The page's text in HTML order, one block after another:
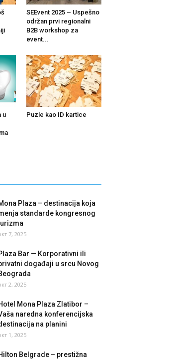
SEEvent 2025 – Uspešno
održan prvi regionalni
B2B workshop za
event...
u
Puzle kao ID kartice
Plaza – destinacija koja
standarde kongresnog
7, 2025
Bar — Korporativni ili
događaji u srcu Novog
2, 2025
Mona Plaza Zlatibor –
naredna konferencijska
na planini
1, 2025
Belgrade – prestižna